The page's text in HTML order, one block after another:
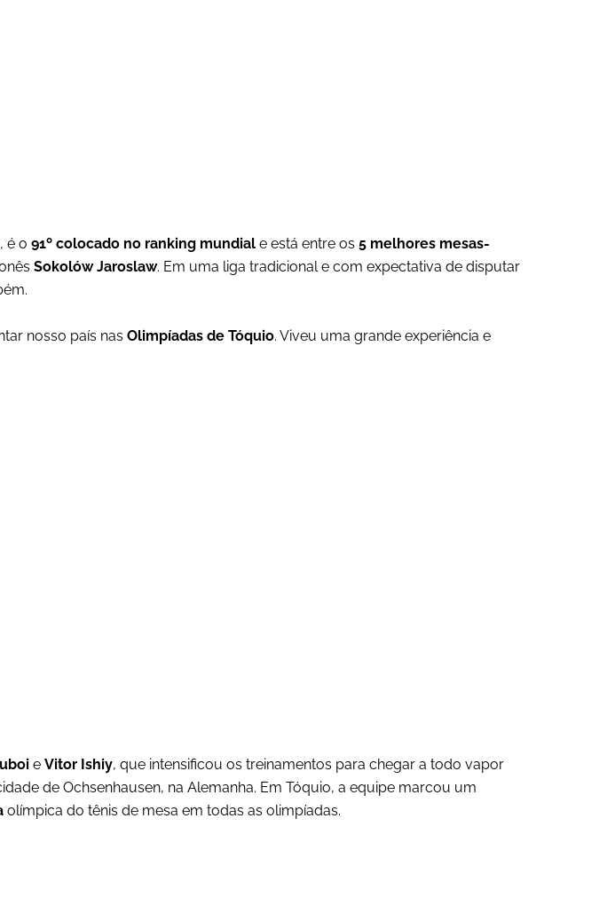
é o 91º colocado no ranking mundial e está entre os 5 melhores mesas-
Sokolów Jaroslaw. Em uma liga tradicional e com expectativa de disputar
nosso país nas Olimpíadas de Tóquio. Viveu uma grande experiência e
e Vitor Ishiy, que intensificou os treinamentos para chegar a todo vapor
de Ochsenhausen, na Alemanha. Em Tóquio, a equipe marcou um
olímpica do tênis de mesa em todas as olimpíadas.